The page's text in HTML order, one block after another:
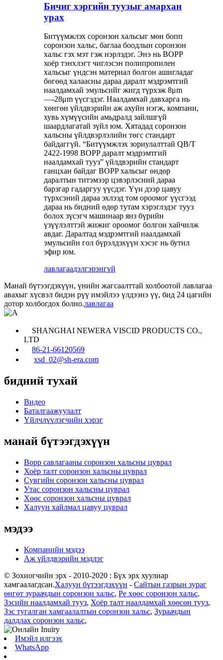
Бичиг хэргийн туузыг амархан
урах
Битүүмжлэх соронзон хальсыг мөн бопп
соронзон хальс, баглаа боодлын соронзон
хальс гэх мэт гэж нэрлэдэг. Энэ нь BOPP
хоёр тэнхлэгт чиглэсэн полипропилен
хальсыг үндсэн материал болгон ашигладаг
бөгөөд халаасны дараа даралт мэдрэмтгий
наалдамхай эмульсийг жигд түрхэж 8μm
—-28μm үүсгэдэг. Наалдамхай давхарга нь
хөнгөн үйлдвэрийн аж ахуйн нэгж, компани,
хувь хүмүүсийн амьдралд зайлшгүй
шаардлагатай зүйл юм. Хятадад соронзон
хальсны үйлдвэрлэлийн төгс стандарт
байдаггүй. “Битүүмжлэх зориулалттай QB/T
2422-1998 BOPP даралт мэдрэмтгий
наалдамхай тууз” үйлдвэрийн стандарт
ганцхан байдаг BOPP хальсыг өндөр
даралтын титэмээр цэвэрлэсний дараа
барзгар гадаргуу үүсдэг. Үүн дээр цавуу
түрхсэний дараа эхлээд том ороомог үүсгээд
дараа нь бидний өдөр тутам хэрэглэдэг тууз
болох зүсэгч машинаар янз бүрийн
үзүүлэлттэй жижиг ороомог болгон хайчилж
авдаг. Даралтад мэдрэмтгий наалдамхай
эмульсийн гол бүрэлдэхүүн хэсэг нь бутил
эфир юм.
лавлагаадэлгэрэнгүй
Манай бүтээгдэхүүн, үнийн жагсаалттай холбоотой лавлагаа
авахыг хүсвэл бидэн рүү имэйлээ үлдээнэ үү, бид 24 цагийн
дотор холбогдох болно.лавлагаа
SHANGHAI NEWERA VISCID PRODUCTS CO.,
LTD
86-21-66120569
xsd_02@sh-era.com
бидний тухай
Видео
Баталгаажуулалт
Үйлчлүүлэгчийн хэрэг
манай бүтээгдэхүүн
Bopp савлагааны соронзон хальсны цуврал
Хоёр талт соронзон хальсны цуврал
Сувгийн соронзон хальсны цуврал
Утас соронзон хальсны цуврал
Хөөс соронзон хальсны цуврал
Халуун хайлмал цавуу цуврал
мэдээ
Компанийн мэдээ
Аж үйлдвэрийн мэдлэг
© Зохиогчийн эрх - 2010-2020 : Бүх эрх хуулиар
хамгаалагдсан.Халуун бүтээгдэхүүн - Сайтын газрын зураг
өнгөт зураачдын соронзон хальс, Pe хөөс соронзон хальс,
Зэсийн наалдамхай тууз, Хоёр талт наалдамхай хөөсөн тууз,
Зэс тугалган хамгаалалтын соронзон хальс, Зураачдын
далдлах соронзон хальс,
Имэйл илгээх
WhatsApp